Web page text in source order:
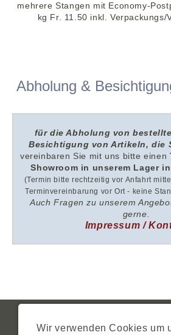
mehrere Stangen mit Economy-
kg Fr. 11.50 inkl. Verpackungs/
Abholung &
für die Abholung von
Besichtigung von Artikeln, die
vereinbaren Sie mit uns bitteeinen
Showroom in unserem Lager
(Termin bitte rechtzeitig vor Anfahrt
Terminvereinbarung vor Ort - keine
Auch Fragen zu unserem
gerne.
Impressum /
WIDERRUFSRECHTSITEMAP
Wir verwenden Cookies um